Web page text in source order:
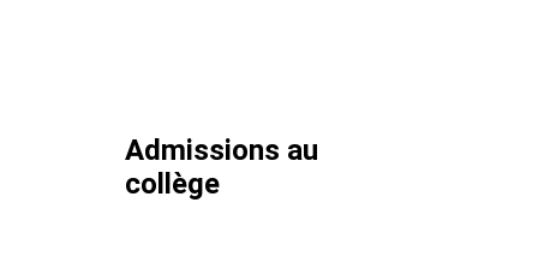
Admissions au
collège